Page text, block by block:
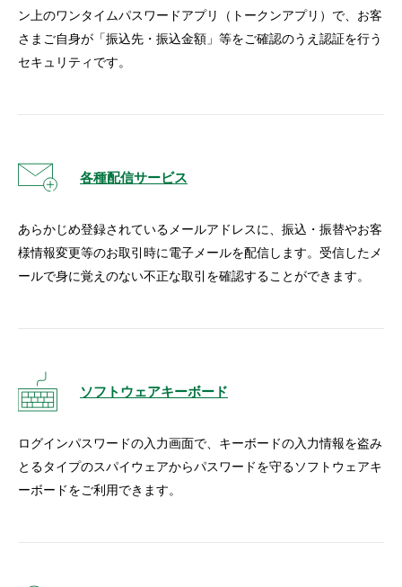
ン上のワンタイムパスワードアプリ（トークンアプリ）で、お客
さまご自身が「振込先・振込金額」等をご確認のうえ認証を行う
セキュリティです。
各種配信サービス
あらかじめ登録されているメールアドレスに、振込・振替やお客
様情報変更等のお取引時に電子メールを配信します。受信したメ
ールで身に覚えのない不正な取引を確認することができます。
ソフトウェアキーボード
ログインパスワードの入力画面で、キーボードの入力情報を盗み
とるタイプのスパイウェアからパスワードを守るソフトウェアキ
ーボードをご利用できます。